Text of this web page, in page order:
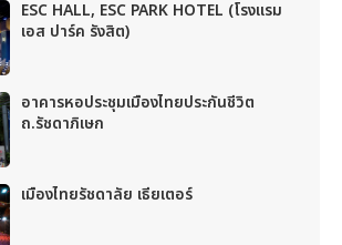
ESC HALL, ESC PARK HOTEL (โรงแรม
เอส ปาร์ค รังสิต)
อาคารหอประชุมเมืองไทยประกันชีวิต
ถ.รัชดาภิเษก
เมืองไทยรัชดาลัย เธียเตอร์